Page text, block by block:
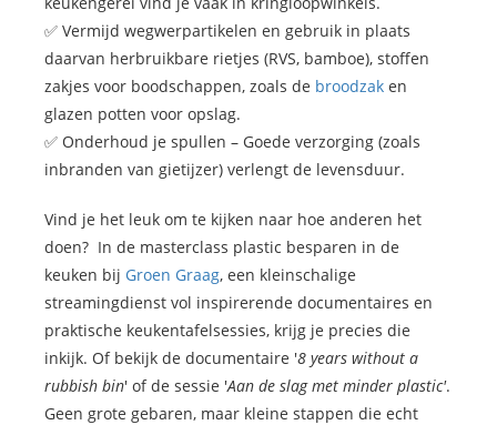
✅ Vermijd wegwerpartikelen en gebruik in plaats
daarvan herbruikbare rietjes (RVS, bamboe), stoffen
zakjes voor boodschappen, zoals de broodzak en
glazen potten voor opslag.
✅ Onderhoud je spullen – Goede verzorging (zoals
inbranden van gietijzer) verlengt de levensduur.
Vind je het leuk om te kijken naar hoe anderen het
doen? In de masterclass plastic besparen in de
keuken bij Groen Graag, een kleinschalige
streamingdienst vol inspirerende documentaires en
praktische keukentafelsessies, krijg je precies die
inkijk. Of bekijk de documentaire '8 years without a
rubbish bin' of de sessie 'Aan de slag met minder plastic'.
Geen grote gebaren, maar kleine stappen die echt